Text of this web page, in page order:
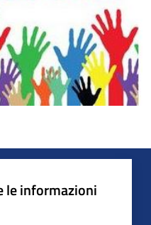
le informazioni